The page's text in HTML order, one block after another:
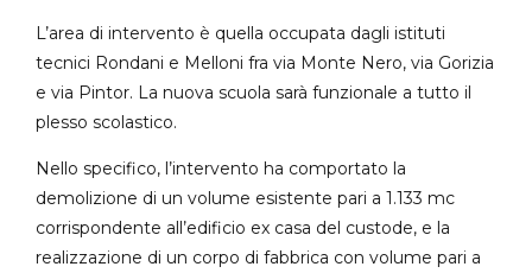
L’area di intervento è quella occupata dagli istituti
tecnici Rondani e Melloni fra via Monte Nero, via Gorizia
e via Pintor. La nuova scuola sarà funzionale a tutto il
plesso scolastico.
Nello specifico, l’intervento ha comportato la
demolizione di un volume esistente pari a 1.133 mc
corrispondente all’edificio ex casa del custode, e la
realizzazione di un corpo di fabbrica con volume pari a